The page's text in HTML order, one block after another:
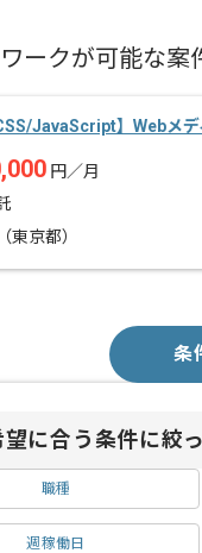
ークが可能な案
JavaScript】Webメ
円／月
東京都）
条
望に合う条件に絞
職種
週稼働日